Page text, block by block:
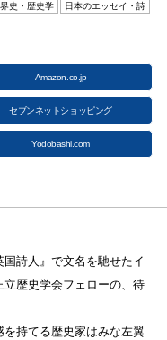
史・歴史学 日本のエッセイ・詩
Amazon.co.jp
セブンネットショッピング
Yodobashi.com
詩人』で文名を馳せたイ
歴史学会フェローの、待
を持てる歴史家はみな左翼